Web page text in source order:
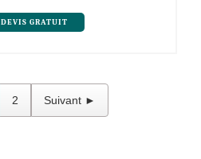
DEVIS GRATUIT
2 Suivant ►